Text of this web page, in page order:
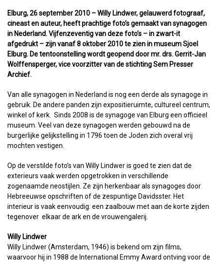
Elburg, 26 september 2010 – Willy Lindwer, gelauwerd fotograaf,
cineast en auteur, heeft prachtige foto’s gemaakt van synagogen
in Nederland. Vijfenzeventig van deze foto’s – in zwart-it
afgedrukt – zijn vanaf 8 oktober 2010 te zien in museum Sjoel
Elburg. De tentoonstelling wordt geopend door mr. drs. Gerrit-Jan
Wolffensperger, vice voorzitter van de stichting Sem Presser
Archief.
Van alle synagogen in Nederland is nog een derde als synagoge in
gebruik. De andere panden zijn expositieruimte, cultureel centrum,
winkel of kerk. Sinds 2008 is de synagoge van Elburg een officieel
museum. Veel van deze synagogen werden gebouwd na de
burgerlijke gelijkstelling in 1796 toen de Joden zich overal vrij
mochten vestigen.
Op de verstilde foto’s van Willy Lindwer is goed te zien dat de
exterieurs vaak werden opgetrokken in verschillende
zogenaamde neostijlen. Ze zijn herkenbaar als synagoges door
Hebreeuwse opschriften of de zespuntige Davidsster. Het
interieur is vaak eenvoudig: een zaalbouw met aan de korte zijden
tegenover elkaar de ark en de vrouwengalerij.
Willy Lindwer
Willy Lindwer (Amsterdam, 1946) is bekend om zijn films,
waarvoor hij in 1988 de International Emmy Award ontving voor de